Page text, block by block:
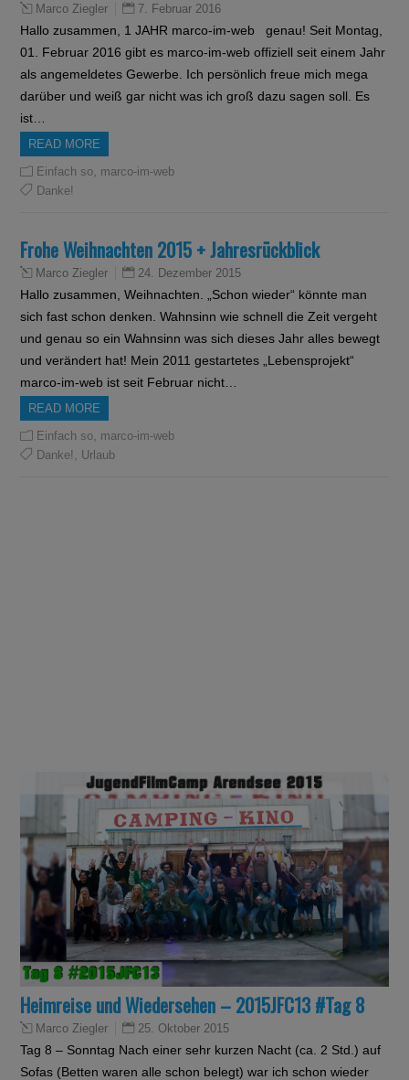
Marco Ziegler 7. Februar 2016
Hallo zusammen, 1 JAHR marco-im-web genau! Seit Montag,
01. Februar 2016 gibt es marco-im-web offiziell seit einem Jahr
als angemeldetes Gewerbe. Ich persönlich freue mich mega
darüber und weiß gar nicht was ich groß dazu sagen soll. Es
ist…
READ MORE
Einfach so marco-im-web
Danke!
Frohe Weihnachten 2015 + Jahresrückblick
Marco Ziegler 24. Dezember 2015
Hallo zusammen, Weihnachten. „Schon wieder“ könnte man
sich fast schon denken. Wahnsinn wie schnell die Zeit vergeht
und genau so ein Wahnsinn was sich dieses Jahr alles bewegt
und verändert hat! Mein 2011 gestartetes „Lebensprojekt“
marco-im-web ist seit Februar nicht…
READ MORE
Einfach so marco-im-web
Danke!
Urlaub
Heimreise und Wiedersehen – 2015JFC13 #Tag 8
Marco Ziegler 25. Oktober 2015
Tag 8 – Sonntag Nach einer sehr kurzen Nacht (ca. 2 Std.) auf
Sofas (Betten waren alle schon belegt) war ich schon wieder